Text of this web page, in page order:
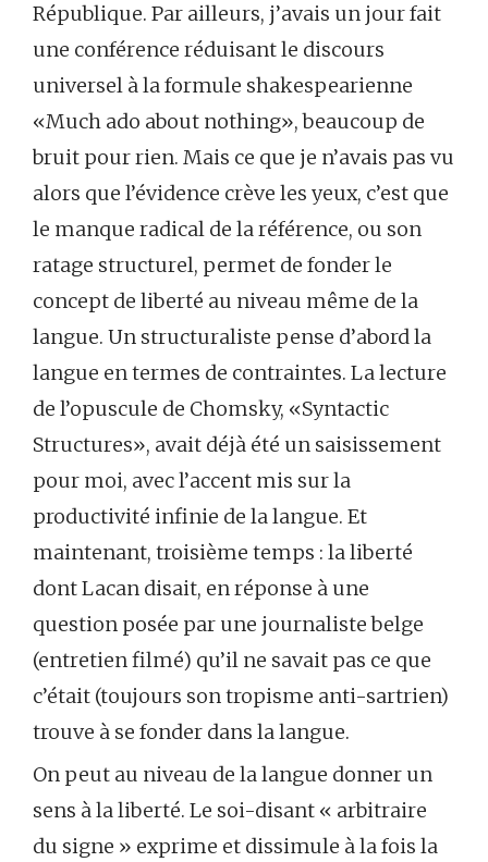
République. Par ailleurs, j’avais un jour fait
une conférence réduisant le discours
universel à la formule shakespearienne
«Much ado about nothing», beaucoup de
bruit pour rien. Mais ce que je n’avais pas vu
alors que l’évidence crève les yeux, c’est que
le manque radical de la référence, ou son
ratage structurel, permet de fonder le
concept de liberté au niveau même de la
langue. Un structuraliste pense d’abord la
langue en termes de contraintes. La lecture
de l’opuscule de Chomsky, «Syntactic
Structures», avait déjà été un saisissement
pour moi, avec l’accent mis sur la
productivité infinie de la langue. Et
maintenant, troisième temps : la liberté
dont Lacan disait, en réponse à une
question posée par une journaliste belge
(entretien filmé) qu’il ne savait pas ce que
c’était (toujours son tropisme anti-sartrien)
trouve à se fonder dans la langue.
On peut au niveau de la langue donner un
sens à la liberté. Le soi-disant « arbitraire
du signe » exprime et dissimule à la fois la